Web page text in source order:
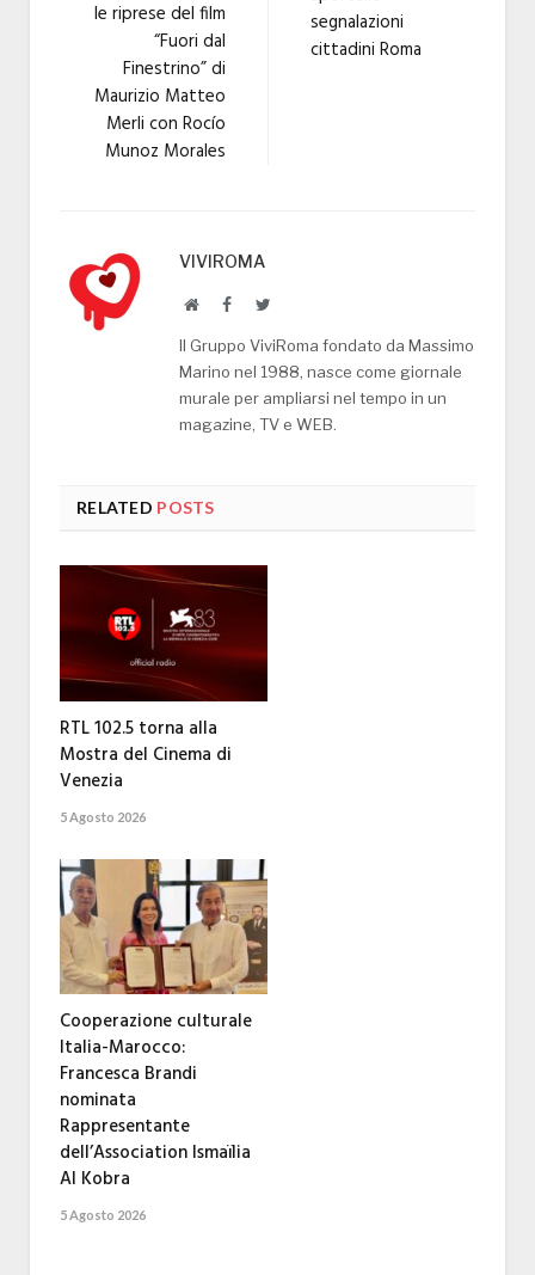
le riprese del film
“Fuori dal
Finestrino” di
Maurizio Matteo
Merli con Rocío
Munoz Morales
segnalazioni
cittadini Roma
VIVIROMA
WebsiteFacebookTwitter
Il Gruppo ViviRoma fondato da Massimo
Marino nel 1988, nasce come giornale
murale per ampliarsi nel tempo in un
magazine, TV e WEB.
RELATED POSTS
RTL 102.5 torna alla
Mostra del Cinema di
Venezia
5 Agosto 2026
Cooperazione culturale
Italia-Marocco:
Francesca Brandi
nominata
Rappresentante
dell’Association Ismaïlia
Al Kobra
5 Agosto 2026